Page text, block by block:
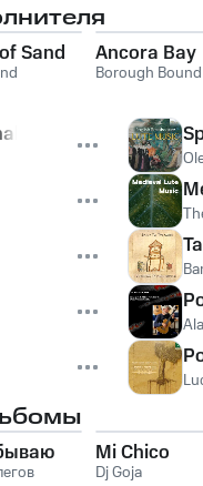
Sand Ancora Bay
Borough Bound
Battle (From "Guilty
Mi Chico
Dj Goja